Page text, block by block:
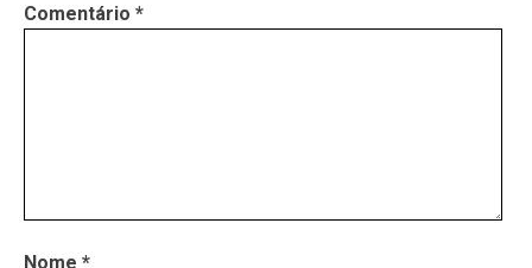
Comentário *
Nome *